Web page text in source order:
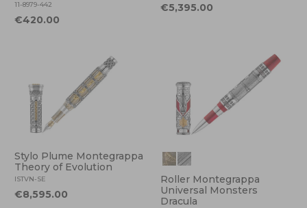
11-8979-442
€420.00
€5,395.00
Stylo Plume Montegrappa
Theory of Evolution
ISTVN-SE
€8,595.00
Roller Montegrappa
Universal Monsters
Dracula